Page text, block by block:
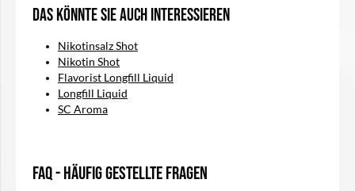
Das könnte Sie auch interessieren
Nikotinsalz Shot
Nikotin Shot
Flavorist Longfill Liquid
Longfill Liquid
SC Aroma
FAQ - Häufig gestellte Fragen